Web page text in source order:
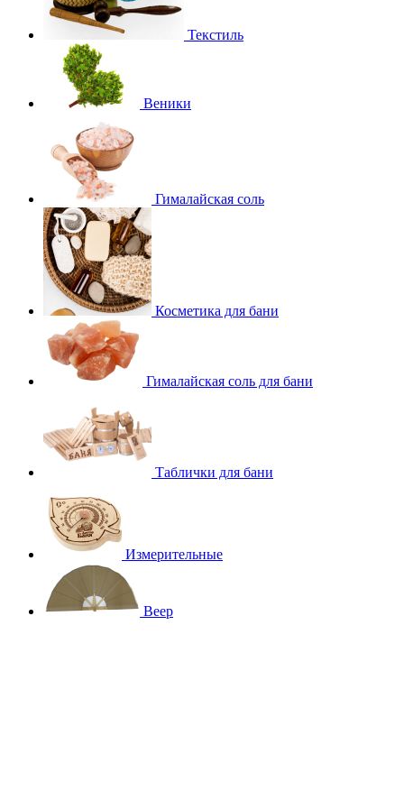
Текстиль
Веники
Гималайская соль
Косметика для бани
Гималайская соль для бани
Таблички для бани
Измерительные
Веер